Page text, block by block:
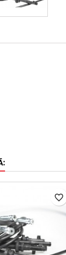
favorite_border